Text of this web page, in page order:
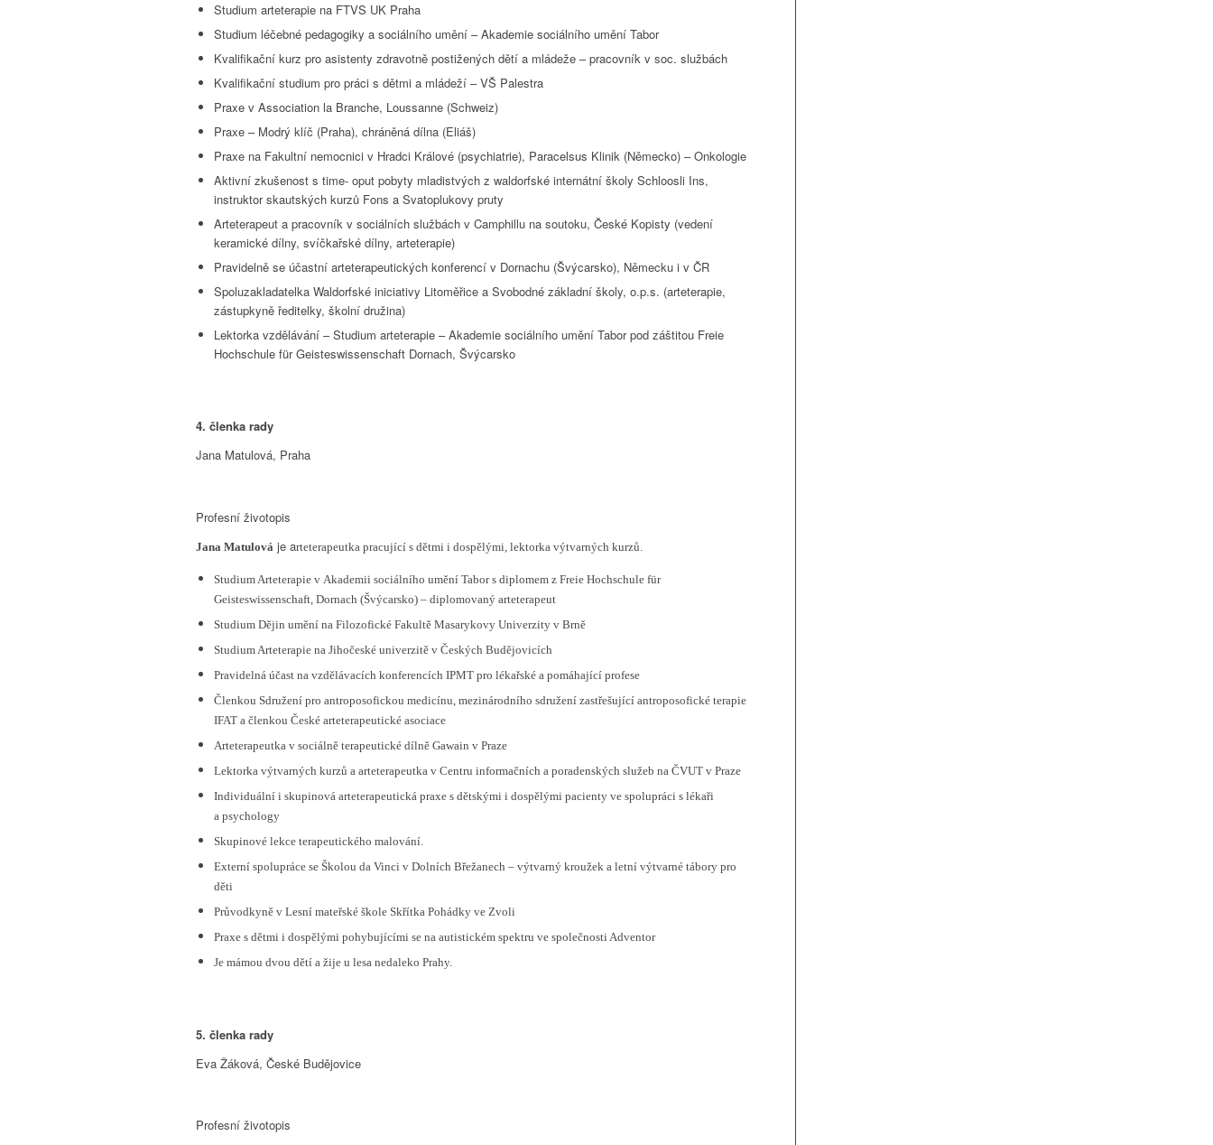
Studium arteterapie na FTVS UK Praha
Studium léčebné pedagogiky a sociálního umění – Akademie sociálního umění Tabor
Kvalifikační kurz pro asistenty zdravotně postižených dětí a mládeže – pracovník v soc. službách
Kvalifikační studium pro práci s dětmi a mládeží – VŠ Palestra
Praxe v Association la Branche, Loussanne (Schweiz)
Praxe – Modrý klíč (Praha), chráněná dílna (Eliáš)
Praxe na Fakultní nemocnici v Hradci Králové (psychiatrie), Paracelsus Klinik (Německo) – Onkologie
Aktivní zkušenost s time- oput pobyty mladistvých z waldorfské internátní školy Schloosli Ins,
instruktor skautských kurzů Fons a Svatoplukovy pruty
Arteterapeut a pracovník v sociálních službách v Camphillu na soutoku, České Kopisty (vedení
keramické dílny, svíčkařské dílny, arteterapie)
Pravidelně se účastní arteterapeutických konferencí v Dornachu (Švýcarsko), Německu i v ČR
Spoluzakladatelka Waldorfské iniciativy Litoměřice a Svobodné základní školy, o.p.s. (arteterapie,
zástupkyně ředitelky, školní družina)
Lektorka vzdělávání – Studium arteterapie – Akademie sociálního umění Tabor pod záštitou Freie
Hochschule für Geisteswissenschaft Dornach, Švýcarsko
4. členka rady
Jana Matulová, Praha
Profesní životopis
Jana Matulová je arteterapeutka pracující s dětmi i dospělými, lektorka výtvarných kurzů.
Studium Arteterapie v Akademii sociálního umění Tabor s diplomem z Freie Hochschule für
Geisteswissenschaft, Dornach (Švýcarsko) – diplomovaný arteterapeut
Studium Dějin umění na Filozofické Fakultě Masarykovy Univerzity v Brně
Studium Arteterapie na Jihočeské univerzitě v Českých Budějovicích
Pravidelná účast na vzdělávacích konferencích IPMT pro lékařské a pomáhající profese
Členkou Sdružení pro antroposofickou medicínu, mezinárodního sdružení zastřešující antroposofické terapie
IFAT a členkou České arteterapeutické asociace
Arteterapeutka v sociálně terapeutické dílně Gawain v Praze
Lektorka výtvarných kurzů a arteterapeutka v Centru informačních a poradenských služeb na ČVUT v Praze
Individuální i skupinová arteterapeutická praxe s dětskými i dospělými pacienty ve spolupráci s lékaři
a psychology
Skupinové lekce terapeutického malování.
Externí spolupráce se Školou da Vinci v Dolních Břežanech – výtvarný kroužek a letní výtvarné tábory pro
děti
Průvodkyně v Lesní mateřské škole Skřítka Pohádky ve Zvoli
Praxe s dětmi i dospělými pohybujícími se na autistickém spektru ve společnosti Adventor
Je mámou dvou dětí a žije u lesa nedaleko Prahy.
5. členka rady
Eva Žáková, České Budějovice
Profesní životopis